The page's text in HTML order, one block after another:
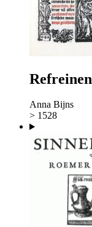
Refreinen
Anna Bijns
> 1528